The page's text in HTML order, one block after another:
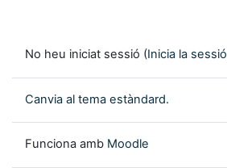
No heu iniciat sessió (Inicia la sessió
Canvia al tema estàndard.
Funciona amb Moodle